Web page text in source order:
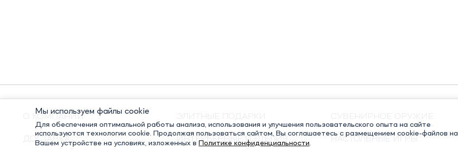
О КОМПАНИИ
ДОСТАВКА ИНТЕРЬЕРНЫЕ ИЗДЕЛИЯ НАСТОЛЬНЫЕ ИГРЫ
Мы используем файлы cookie
Для обеспечения оптимальной работы анализа, использования и улучшения пользовательского опыта на сайте
используются технологии cookie. Продолжая пользоваться сайтом, Вы соглашаетесь с размещением cookie-файлов на
Вашем устройстве на условиях, изложенных в Политике конфиденциальности.